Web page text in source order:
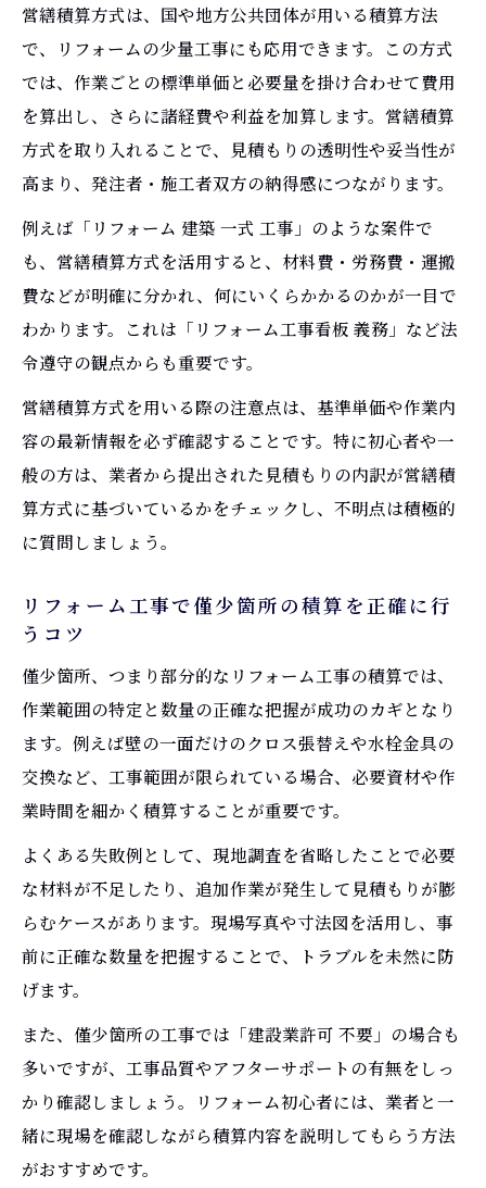
営繕積算方式は、国や地方公共団体が用いる積算方法
で、リフォームの少量工事にも応用できます。この方式
では、作業ごとの標準単価と必要量を掛け合わせて費用
を算出し、さらに諸経費や利益を加算します。営繕積算
方式を取り入れることで、見積もりの透明性や妥当性が
高まり、発注者・施工者双方の納得感につながります。
例えば「リフォーム 建築 一式 工事」のような案件で
も、営繕積算方式を活用すると、材料費・労務費・運搬
費などが明確に分かれ、何にいくらかかるのかが一目で
わかります。これは「リフォーム工事看板 義務」など法
令遵守の観点からも重要です。
営繕積算方式を用いる際の注意点は、基準単価や作業内
容の最新情報を必ず確認することです。特に初心者や一
般の方は、業者から提出された見積もりの内訳が営繕積
算方式に基づいているかをチェックし、不明点は積極的
に質問しましょう。
リフォーム工事で僅少箇所の積算を正確に行
うコツ
僅少箇所、つまり部分的なリフォーム工事の積算では、
作業範囲の特定と数量の正確な把握が成功のカギとなり
ます。例えば壁の一面だけのクロス張替えや水栓金具の
交換など、工事範囲が限られている場合、必要資材や作
業時間を細かく積算することが重要です。
よくある失敗例として、現地調査を省略したことで必要
な材料が不足したり、追加作業が発生して見積もりが膨
らむケースがあります。現場写真や寸法図を活用し、事
前に正確な数量を把握することで、トラブルを未然に防
げます。
また、僅少箇所の工事では「建設業許可 不要」の場合も
多いですが、工事品質やアフターサポートの有無をしっ
かり確認しましょう。リフォーム初心者には、業者と一
緒に現場を確認しながら積算内容を説明してもらう方法
がおすすめです。